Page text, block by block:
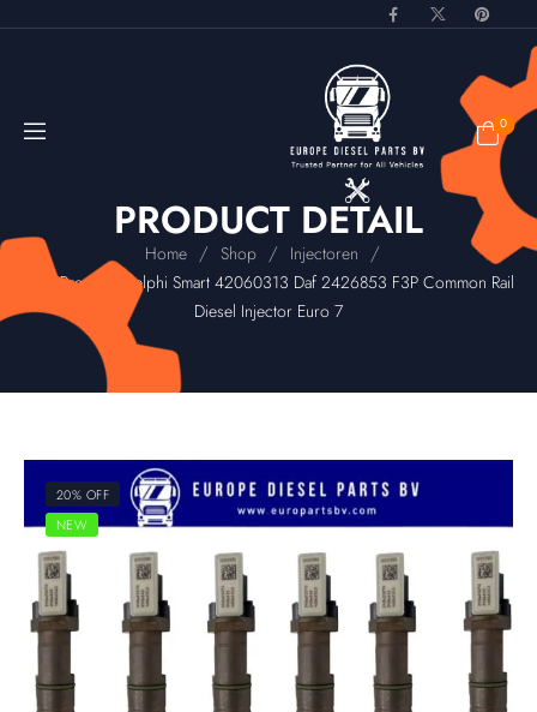
0
PRODUCT DETAIL
Home / Shop / Injectoren /
New Premium Delphi Smart 42060313 Daf 2426853 F3P Common Rail
Diesel Injector Euro 7
20% OFF
NEW